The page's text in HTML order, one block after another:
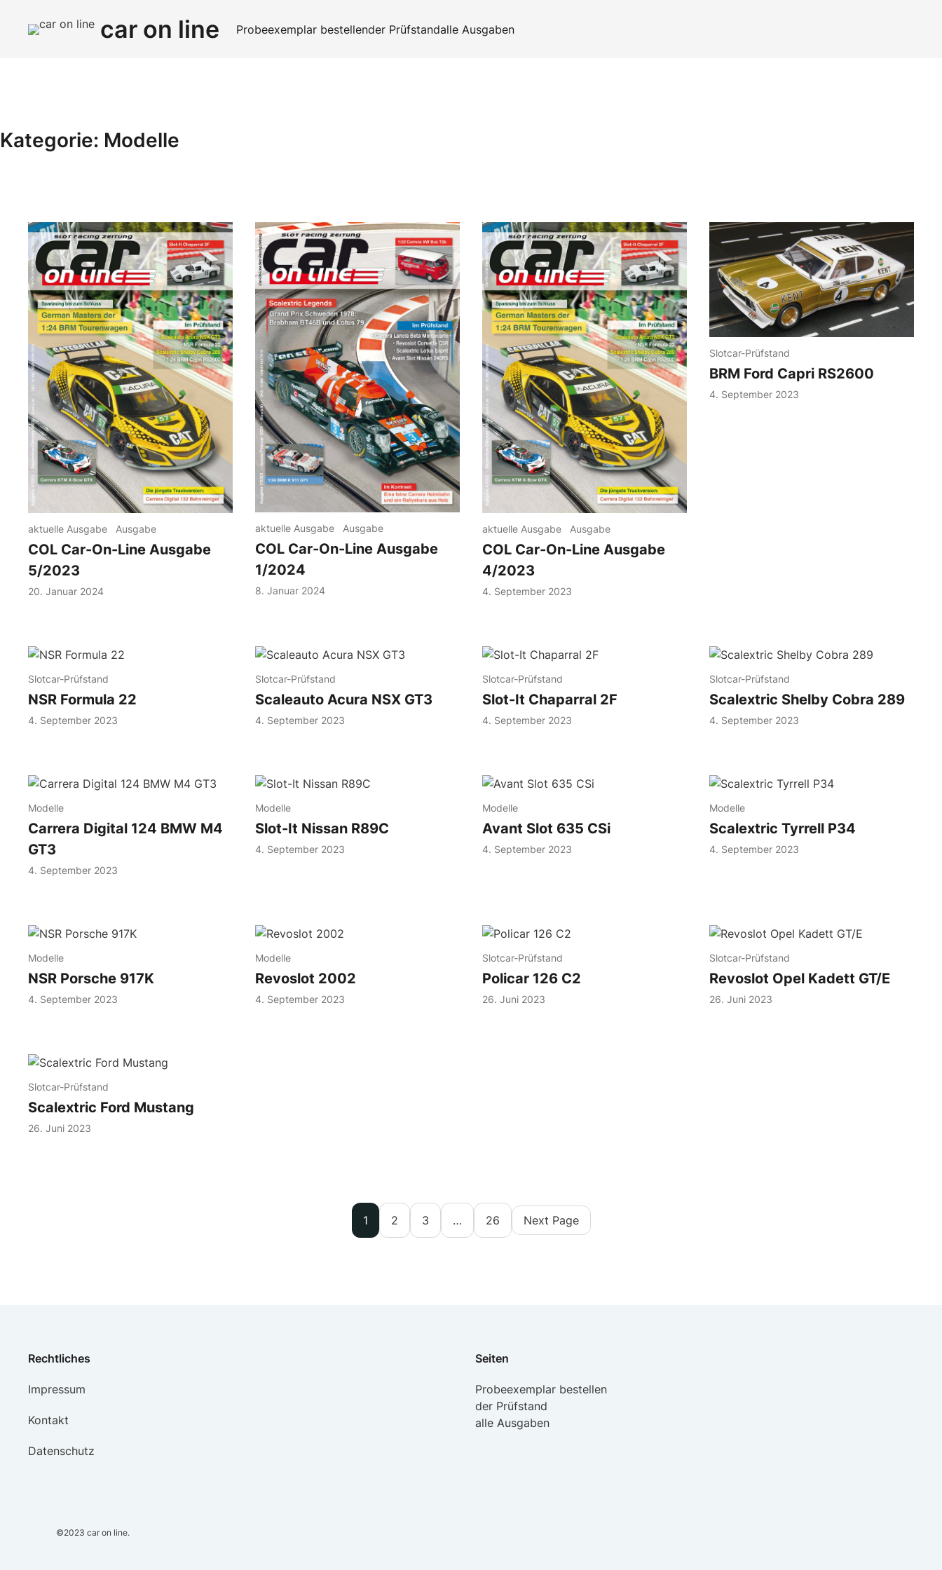
car on line Probeexemplar bestellender Prüfstandalle Ausgaben
Kategorie: Modelle
aktuelle Ausgabe Ausgabe
COL Car-On-Line Ausgabe
5/2023
20. Januar 2024
aktuelle Ausgabe Ausgabe
COL Car-On-Line Ausgabe
1/2024
8. Januar 2024
aktuelle Ausgabe Ausgabe
COL Car-On-Line Ausgabe
4/2023
4. September 2023
Slotcar-Prüfstand
BRM Ford Capri RS2600
4. September 2023
Slotcar-Prüfstand
NSR Formula 22
4. September 2023
Slotcar-Prüfstand
Scaleauto Acura NSX GT3
4. September 2023
Slotcar-Prüfstand
Slot-It Chaparral 2F
4. September 2023
Slotcar-Prüfstand
Scalextric Shelby Cobra 289
4. September 2023
Modelle
Carrera Digital 124 BMW M4
GT3
4. September 2023
Modelle
Slot-It Nissan R89C
4. September 2023
Modelle
Avant Slot 635 CSi
4. September 2023
Modelle
Scalextric Tyrrell P34
4. September 2023
Modelle
NSR Porsche 917K
4. September 2023
Modelle
Revoslot 2002
4. September 2023
Slotcar-Prüfstand
Policar 126 C2
26. Juni 2023
Slotcar-Prüfstand
Revoslot Opel Kadett GT/E
26. Juni 2023
Slotcar-Prüfstand
Scalextric Ford Mustang
26. Juni 2023
1 2 3 … 26 Next Page
Rechtliches
Impressum
Kontakt
Datenschutz
Seiten
Probeexemplar bestellen
der Prüfstand
alle Ausgaben
©2023 car on line.